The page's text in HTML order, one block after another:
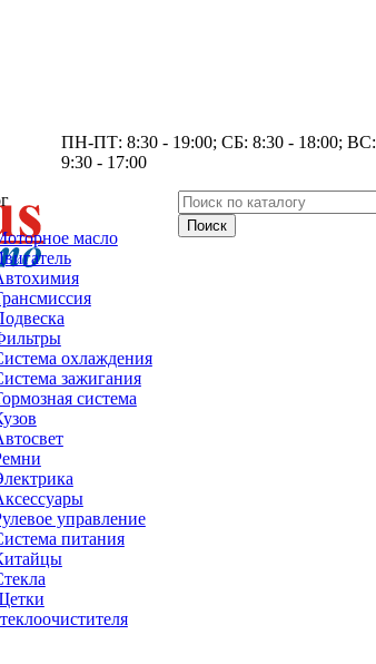
ПН-ПТ: 8:30 - 19:00; СБ: 8:30 - 18:00; ВС:
9:30 - 17:00
масло
охлаждения
зажигания
система
управление
питания